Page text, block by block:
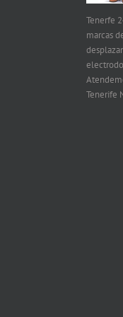
Tenerfe
marcas
Tenerife